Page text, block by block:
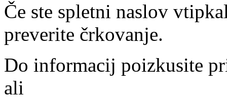
Če ste spletni naslov
preverite črkovanje.
Do informacij poizkusite
ali